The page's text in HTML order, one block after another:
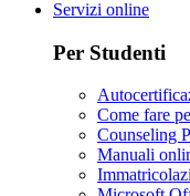
Servizi online
Per Studenti
Come fare
Counseling
Manuali